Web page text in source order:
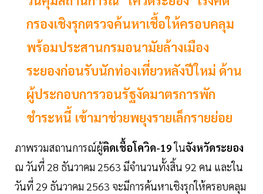
กรองเชิงรุกตรวจค้นหาเชื้อให้ครอบคลุม
พร้อมประสานกรมอนามัยล้างเมือง
ระยองก่อนรับนักท่องเที่ยวหลังปีใหม่ ด้าน
ผู้ประกอบการวอนรัฐงัดมาตรการพัก
ชำระหนี้ เข้ามาช่วยพยุงรายเล็กรายย่อย
ภาพรวมสถานการณ์ผู้ติดเชื้อโควิด-19ในจังหวัดระยอง
ณ วันที่ 28 ธันวาคม 2563 มีจำนวนทั้งสิ้น 92 คน และใน
วันที่ 29 ธันวาคม 2563 จะมีการค้นหาเชิงรุกให้ครอบคลุม